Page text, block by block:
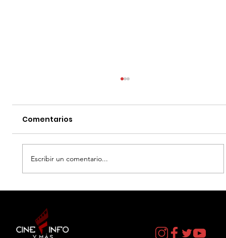
CURIOSOS por LIZ GIL
Comentarios
Escribir un comentario...